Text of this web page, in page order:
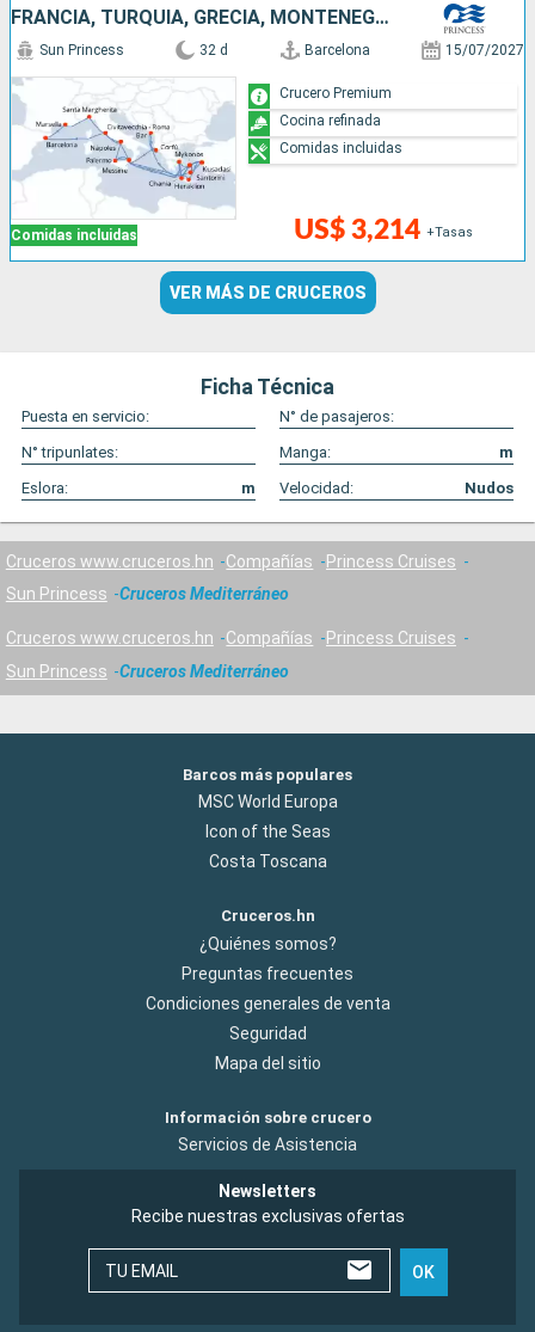
FRANCIA, TURQUÍA, GRECIA, MONTENEGRO, ITALIA, ESPAÑA
Comidas incluidas
Sun Princess 32 d Barcelona 15/07/2027
US$ 3,214 +Tasas
Crucero Premium
Cocina refinada
Comidas incluidas
VER MÁS DE CRUCEROS
Ficha Técnica
Puesta en servicio:
N° de pasajeros:
N° tripunlates:
Manga:
m
Eslora:
m Velocidad: Nudos
Cruceros www.cruceros.hn Compañías
Princess Cruises
Sun Princess
Cruceros Mediterráneo
Cruceros www.cruceros.hn Compañías
Princess Cruises
Sun Princess
Cruceros Mediterráneo
Barcos más populares
MSC World Europa
Icon of the Seas
Costa Toscana
Cruceros.hn
¿Quiénes somos?
Preguntas frecuentes
Condiciones generales de venta
Seguridad
Mapa del sitio
Información sobre crucero
Servicios de Asistencia
Newsletters
Recibe nuestras exclusivas ofertas
TU EMAIL OK